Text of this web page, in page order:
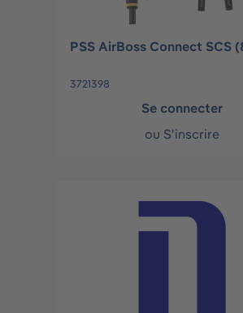
PSS AirBoss Connect SCS
3721398
Se connecter
ou S'inscrire